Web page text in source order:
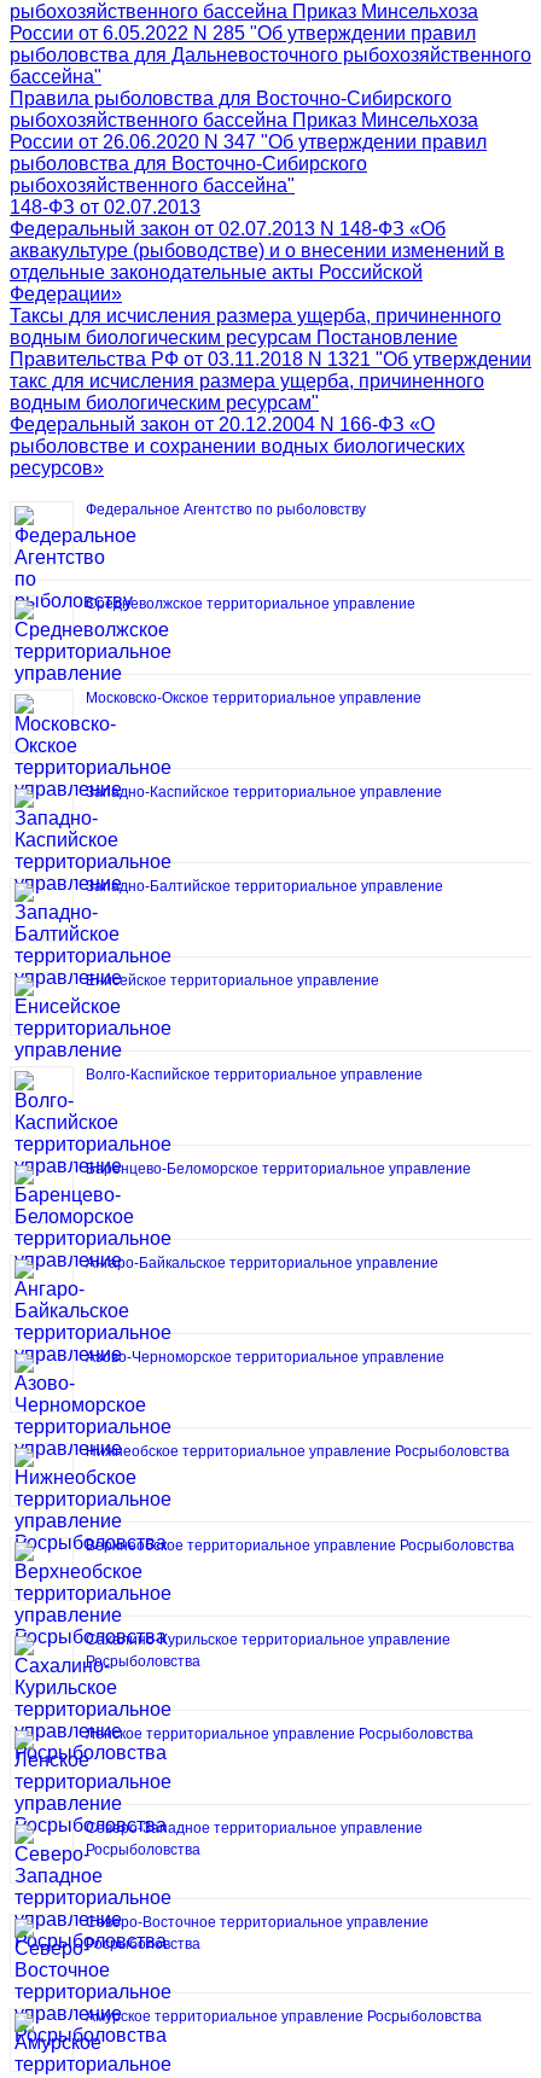
рыбохозяйственного бассейна Приказ Минсельхоза
России от 6.05.2022 N 285 "Об утверждении правил
рыболовства для Дальневосточного рыбохозяйственного
бассейна"
Правила рыболовства для Восточно-Сибирского
рыбохозяйственного бассейна Приказ Минсельхоза
России от 26.06.2020 N 347 "Об утверждении правил
рыболовства для Восточно-Сибирского
рыбохозяйственного бассейна"
148-ФЗ от 02.07.2013
Федеральный закон от 02.07.2013 N 148-ФЗ «Об
аквакультуре (рыбоводстве) и о внесении изменений в
отдельные законодательные акты Российской
Федерации»
Таксы для исчисления размера ущерба, причиненного
водным биологическим ресурсам Постановление
Правительства РФ от 03.11.2018 N 1321 "Об утверждении
такс для исчисления размера ущерба, причиненного
водным биологическим ресурсам"
Федеральный закон от 20.12.2004 N 166-ФЗ «О
рыболовстве и сохранении водных биологических
ресурсов»
Федеральное Агентство по рыболовству
Средневолжское территориальное управление
Московско-Окское территориальное управление
Западно-Каспийское территориальное управление
Западно-Балтийское территориальное управление
Енисейское территориальное управление
Волго-Каспийское территориальное управление
Баренцево-Беломорское территориальное управление
Ангаро-Байкальское территориальное управление
Азово-Черноморское территориальное управление
Нижнеобское территориальное управление Росрыболовства
Верхнеобское территориальное управление Росрыболовства
Сахалино-Курильское территориальное управление
Росрыболовства
Ленское территориальное управление Росрыболовства
Северо-Западное территориальное управление
Росрыболовства
Северо-Восточное территориальное управление
Росрыболовства
Амурское территориальное управление Росрыболовства